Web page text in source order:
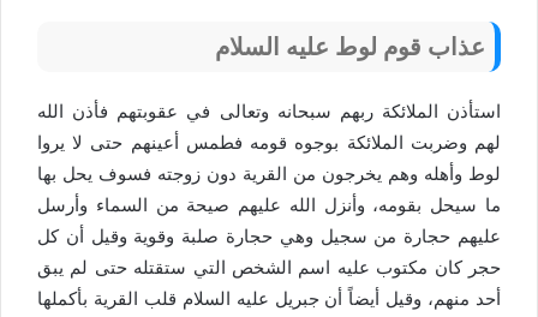
عذاب قوم لوط عليه السلام
استأذن الملائكة ربهم سبحانه وتعالى في عقوبتهم فأذن الله
لهم وضربت الملائكة بوجوه قومه فطمس أعينهم حتى لا يروا
لوط وأهله وهم يخرجون من القرية دون زوجته فسوف يحل بها
ما سيحل بقومه، وأنزل الله عليهم صيحة من السماء وأرسل
عليهم حجارة من سجيل وهي حجارة صلبة وقوية وقيل أن كل
حجر كان مكتوب عليه اسم الشخص التي ستقتله حتى لم يبق
أحد منهم، وقيل أيضاً أن جبريل عليه السلام قلب القرية بأكملها